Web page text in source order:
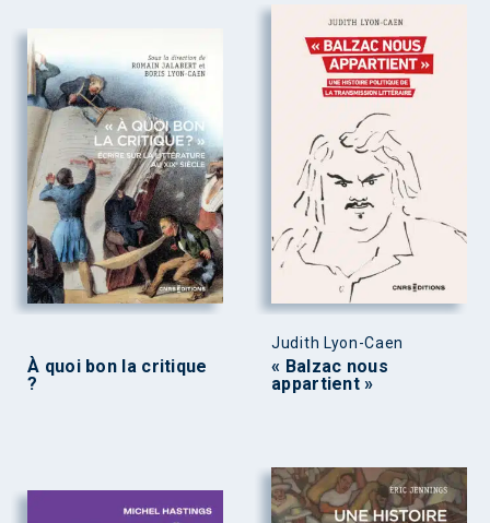
À quoi bon la critique
?
Judith Lyon-Caen
« Balzac nous
appartient »